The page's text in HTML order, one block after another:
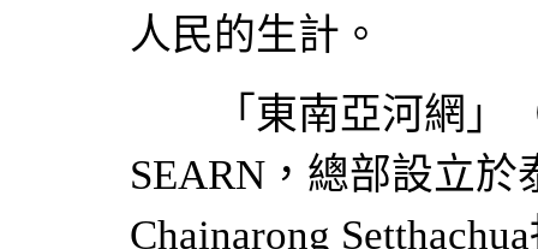
人民的生計。
「東南亞河網」（
SEARN，總部設立
Chainarong